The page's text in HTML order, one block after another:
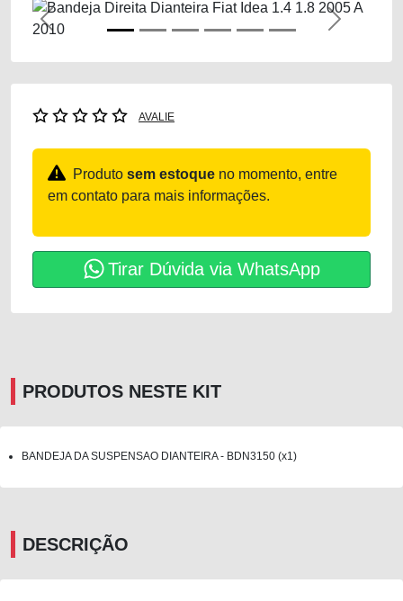
Previous Next
AVALIE
Produto sem estoque no momento, entre
em contato para mais informações.
Tirar Dúvida via WhatsApp
PRODUTOS NESTE KIT
BANDEJA DA SUSPENSAO DIANTEIRA - BDN3150 (x1)
DESCRIÇÃO